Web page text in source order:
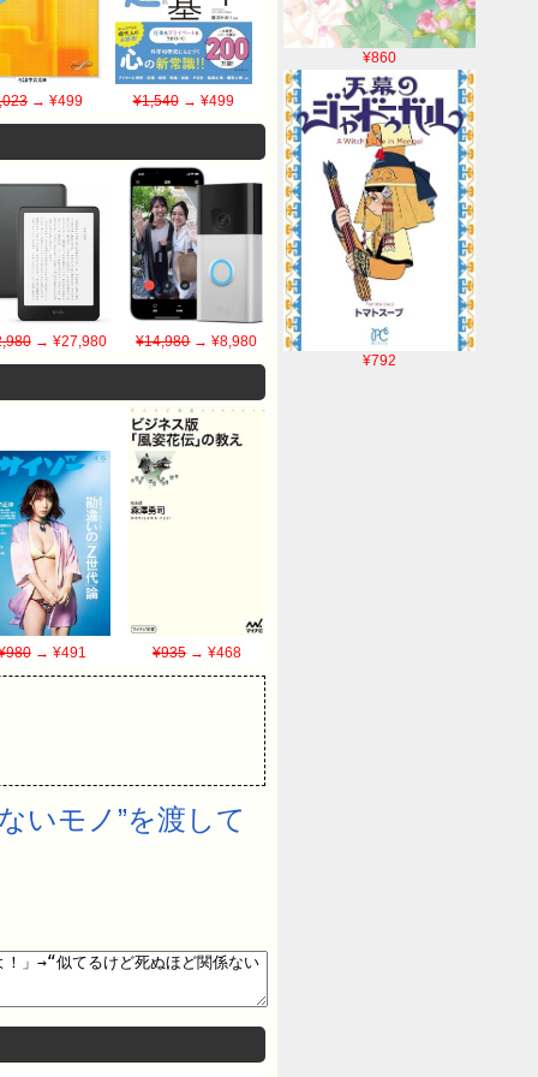
¥860
¥792
→ ¥499 ¥1,540→ ¥499
→ ¥27,980 ¥14,980→ ¥8,980
→ ¥491 ¥935→ ¥468
いモノ”を渡して